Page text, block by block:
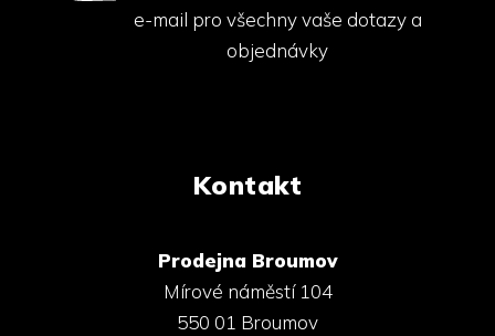
e-mail pro všechny vaše dotazy a
objednávky
Kontakt
Prodejna Broumov
Mírové náměstí 104
550 01 Broumov